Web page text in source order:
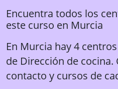
Encuentra todos los
este curso en Murcia
En Murcia hay 4
de Dirección de
contacto y cursos de